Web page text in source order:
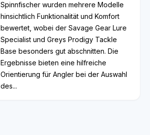
Spinnfischer wurden mehrere Modelle
hinsichtlich Funktionalität und Komfort
bewertet, wobei der Savage Gear Lure
Specialist und Greys Prodigy Tackle
Base besonders gut abschnitten. Die
Ergebnisse bieten eine hilfreiche
Orientierung für Angler bei der Auswahl
des...